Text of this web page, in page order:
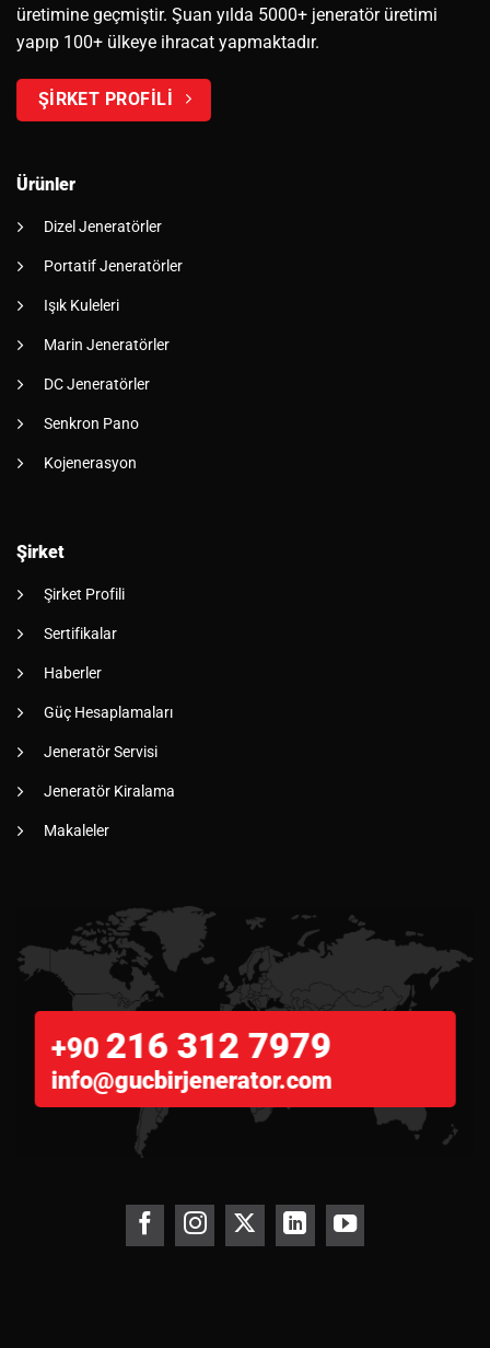
üretimine geçmiştir. Şuan yılda 5000+ jeneratör üretimi
yapıp 100+ ülkeye ihracat yapmaktadır.
ŞİRKET PROFİLİ
Ürünler
Dizel Jeneratörler
Portatif Jeneratörler
Işık Kuleleri
Marin Jeneratörler
DC Jeneratörler
Senkron Pano
Kojenerasyon
Şirket
Şirket Profili
Sertifikalar
Haberler
Güç Hesaplamaları
Jeneratör Servisi
Jeneratör Kiralama
Makaleler
+90 216 312 7979
info@gucbirjenerator.com